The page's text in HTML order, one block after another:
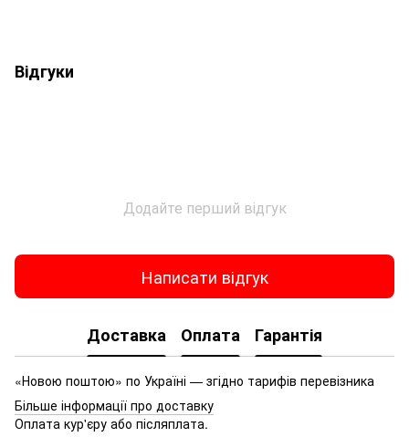
Відгуки
Додайте перший відгук
Написати відгук
Доставка Оплата Гарантія
«Новою поштою» по Україні — згідно тарифів перевізника
Більше інформації про доставку
Оплата кур'єру або післяплата.